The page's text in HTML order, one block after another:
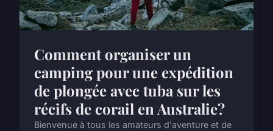
Comment organiser un
camping pour une expédition
de plongée avec tuba sur les
récifs de corail en Australie?
Bienvenue à tous les amateurs d'aventure et de